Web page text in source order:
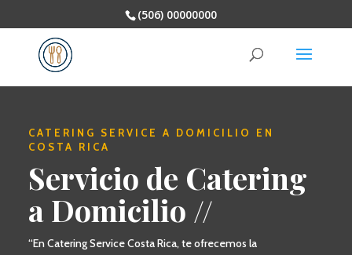
(506) 00000000
CATERING SERVICE A DOMICILIO EN
COSTA RICA
Servicio de Catering
a Domicilio //
“En Catering Service Costa Rica, te ofrecemos la